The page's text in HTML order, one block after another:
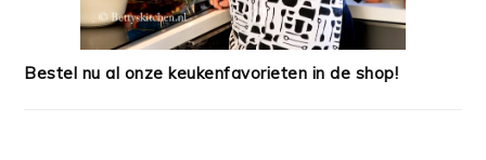
Bestel nu al onze keukenfavorieten in de shop!